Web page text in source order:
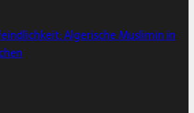
Algerische Muslimin in